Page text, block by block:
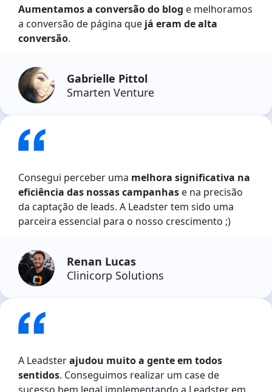
Aumentamos a conversão do blog e melhoramos
a conversão de página que já eram de alta
conversão.
Gabrielle Pittol
Smarten Venture
Consegui perceber uma melhora significativa na
eficiência das nossas campanhas e na precisão
da captação de leads. A Leadster tem sido uma
parceira essencial para o nosso crescimento ;)
Renan Lucas
Clinicorp Solutions
A Leadsterajudou muito a gente em todos
sentidos. Conseguimos realizar um case de